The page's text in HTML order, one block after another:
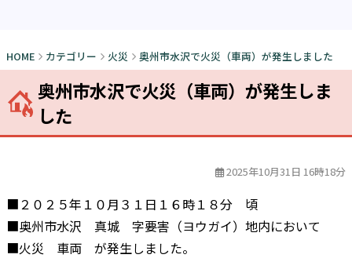
HOME カテゴリー 火災 奥州市水沢で火災（車両）が発生しました
奥州市水沢で火災（車両）が発生しま
した
2025年10月31日 16時18分
■２０２５年１０月３１日１６時１８分 頃
■奥州市水沢 真城 字要害（ヨウガイ）地内において
■火災 車両 が発生しました。